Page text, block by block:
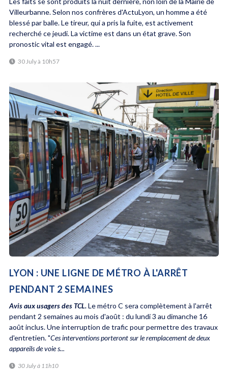
Villeurbanne. Selon nos confrères d'ActuLyon, un homme a été
blessé par balle. Le tireur, qui a pris la fuite, est activement
recherché ce jeudi. La victime est dans un état grave. Son
pronostic vital est engagé. ...
30 July à 10h57
LYON : UNE LIGNE DE MÉTRO À L'ARRÊT
PENDANT 2 SEMAINES
Avis aux usagers des TCL.Le métro C sera complètement à l'arrêt
pendant 2 semaines au mois d'août : du lundi 3 au dimanche 16
août inclus. Une interruption de trafic pour permettre des travaux
d'entretien. "Ces interventions porteront sur le remplacement de deux
appareils de voie s...
30 July à 11h10